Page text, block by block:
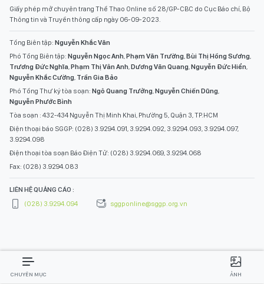
Giấy phép mở chuyên trang Thể Thao Online số 28/GP-CBC do Cục Báo chí, Bộ
Thông tin và Truyền thông cấp ngày 06-09-2023.
Tổng Biên tập: Nguyễn Khắc Văn
Phó Tổng Biên tập: Nguyễn Ngọc Anh Phạm Văn Trường Bùi Thị Hồng Sương
Trương Đức Nghĩa Phạm Thị Vân Anh Dương Văn Quang Nguyễn Đức Hiển
Nguyễn Khắc Cường Trần Gia Bảo
Phó Tổng Thư ký tòa soạn: Ngô Quang Trưởng Nguyễn Chiến Dũng
Nguyễn Phước Bình
Tòa soạn : 432-434 Nguyễn Thị Minh Khai, Phường 5, Quận 3, TP.HCM
Điện thoại báo SGGP: (028) 3.9294.091, 3.9294.092, 3.9294.093, 3.9294.097,
3.9294.098
Điện thoại tòa soạn Báo Điện Tử: (028) 3.9294.069, 3.9294.068
Fax: (028) 3.9294.083
LIÊN HỆ QUẢNG CÁO :
(028) 3.9294.094
sggponline@sggp.org.vn
CHUYÊN MỤC ẢNH